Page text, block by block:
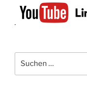
VERBINDEN SIE